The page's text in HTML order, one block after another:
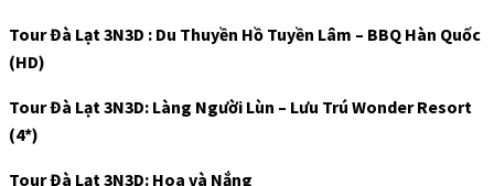
Tour Đà Lạt 3N3D : Du Thuyền Hồ Tuyền Lâm – BBQ Hàn Quốc
(HD)
Tour Đà Lạt 3N3D: Làng Người Lùn – Lưu Trú Wonder Resort
(4*)
Tour Đà Lạt 3N3D: Hoa và Nắng